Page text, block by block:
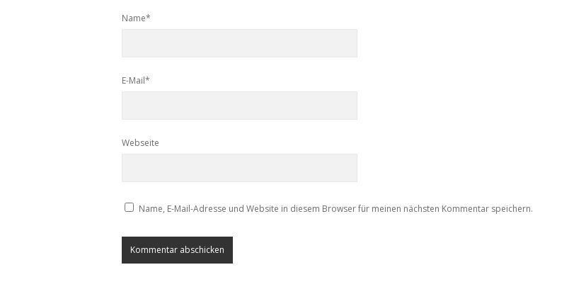
Name*
E-Mail*
Webseite
Name, E-Mail-Adresse und Website in diesem Browser für meinen nächsten Kommentar speichern.